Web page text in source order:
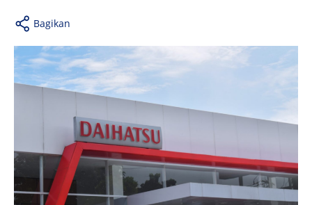
Bagikan